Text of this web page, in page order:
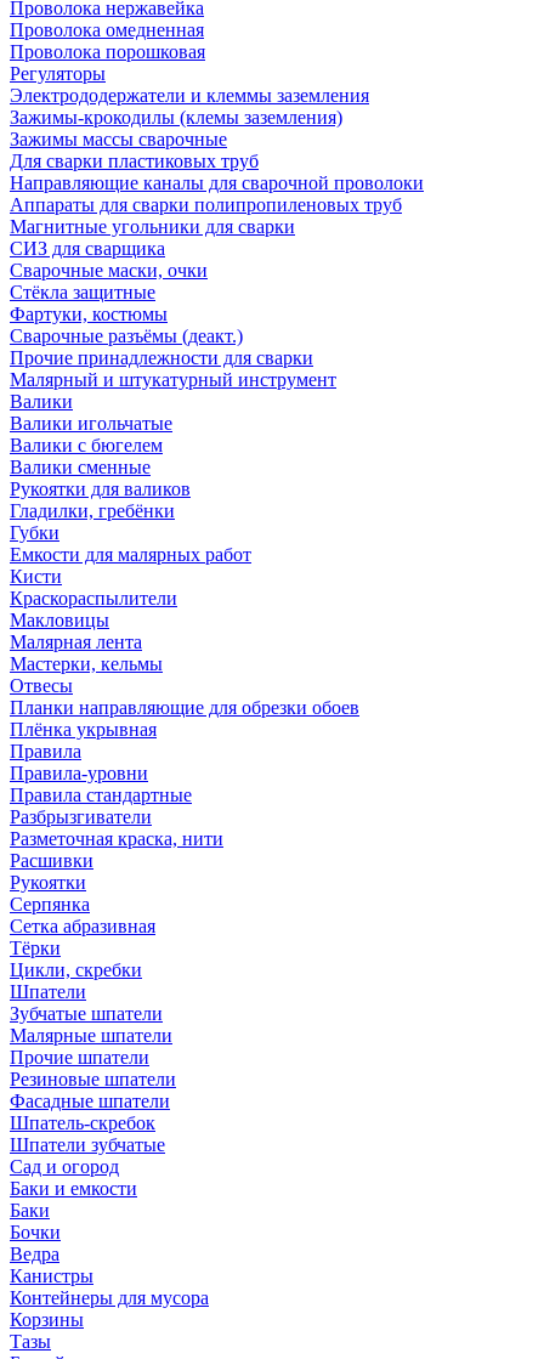
Проволока нержавейка
Проволока омедненная
Проволока порошковая
Регуляторы
Электрододержатели и клеммы заземления
Зажимы-крокодилы (клемы заземления)
Зажимы массы сварочные
Для сварки пластиковых труб
Направляющие каналы для сварочной проволоки
Аппараты для сварки полипропиленовых труб
Магнитные угольники для сварки
СИЗ для сварщика
Сварочные маски, очки
Стёкла защитные
Фартуки, костюмы
Сварочные разъёмы (деакт.)
Прочие принадлежности для сварки
Малярный и штукатурный инструмент
Валики
Валики игольчатые
Валики с бюгелем
Валики сменные
Рукоятки для валиков
Гладилки, гребёнки
Губки
Емкости для малярных работ
Кисти
Краскораспылители
Макловицы
Малярная лента
Мастерки, кельмы
Отвесы
Планки направляющие для обрезки обоев
Плёнка укрывная
Правила
Правила-уровни
Правила стандартные
Разбрызгиватели
Разметочная краска, нити
Расшивки
Рукоятки
Серпянка
Сетка абразивная
Тёрки
Цикли, скребки
Шпатели
Зубчатые шпатели
Малярные шпатели
Прочие шпатели
Резиновые шпатели
Фасадные шпатели
Шпатель-скребок
Шпатели зубчатые
Сад и огород
Баки и емкости
Баки
Бочки
Ведра
Канистры
Контейнеры для мусора
Корзины
Тазы